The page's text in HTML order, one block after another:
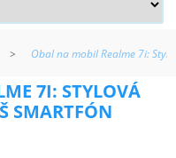
7I: STYLOVÁ
SMARTFÓN
> Obal na mobil Realme 7i: